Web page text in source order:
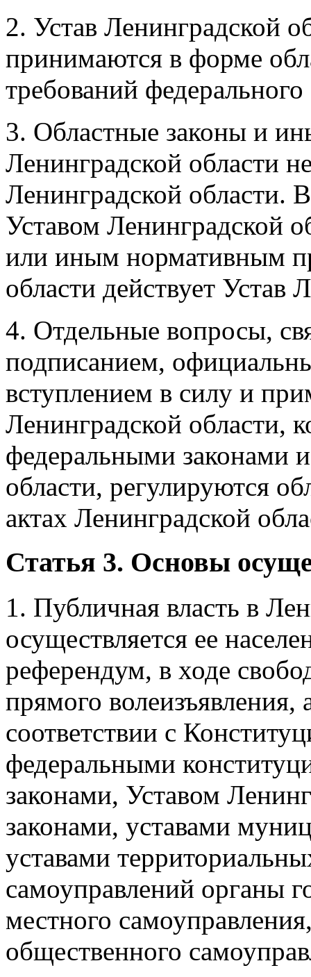
2. Устав Ленинградской
принимаются в форме
требований федерального
3. Областные законы и
Ленинградской области
Ленинградской области.
Уставом Ленинградской
или иным нормативным
области действует Устав
4. Отдельные вопросы,
подписанием,
вступлением в силу и
Ленинградской области,
федеральными законами
области, регулируются
актах Ленинградской
Статья 3. Основы
1. Публичная власть в
осуществляется ее
референдум, в ходе
прямого волеизъявления,
соответствии с
федеральными
законами, Уставом
законами, уставами
уставами
самоуправлений органы
местного
общественного